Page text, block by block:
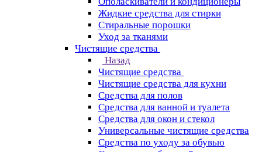
Жидкие средства для стирки
Стиральные порошки
Уход за тканями
Чистящие средства
Назад
Чистящие средства
Чистящие средства для кухни
Средства для полов
Средства для ванной и туалета
Средства для окон и стекол
Универсальные чистящие средства
Средства по уходу за обувью